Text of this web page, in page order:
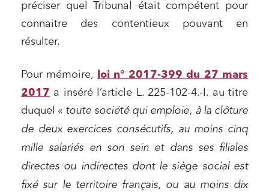
préciser quel Tribunal était compétent pour
connaitre des contentieux pouvant en
résulter.
Pour mémoire,
loi n° 2017-399 du 27 mars
2017 a inséré l’article L. 225-102-4.-I. au titre
duquel « toute société qui emploie, à la clôture
de deux exercices consécutifs, au moins cinq
mille salariés en son sein et dans ses filiales
directes ou indirectes dont le siège social est
fixé sur le territoire français, ou au moins dix